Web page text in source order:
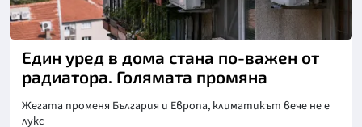
Един уред в дома стана по-важен от
радиатора. Голямата промяна
Жегата променя България и Европа, климатикът вече не е
лукс